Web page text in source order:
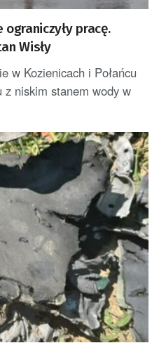
pracę.
Wisły
w Kozienicach i Połańcu
z niskim stanem wody w